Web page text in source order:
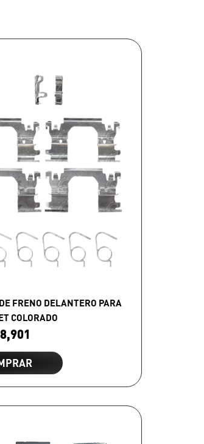
FRENO DELANTERO PARA
COLORADO